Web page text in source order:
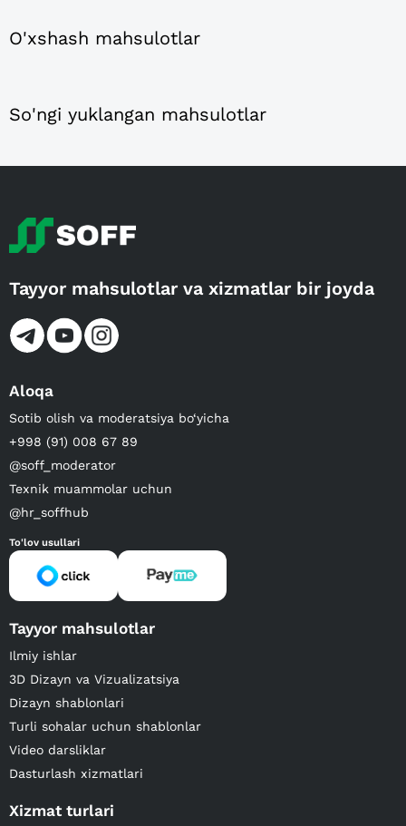
O'xshash mahsulotlar
So'ngi yuklangan mahsulotlar
Tayyor mahsulotlar va xizmatlar bir joyda
Aloqa
Sotib olish va moderatsiya bo‘yicha
+998 (91) 008 67 89
@soff_moderator
Texnik muammolar uchun
@hr_soffhub
To'lov usullari
Tayyor mahsulotlar
Ilmiy ishlar
3D Dizayn va Vizualizatsiya
Dizayn shablonlari
Turli sohalar uchun shablonlar
Video darsliklar
Dasturlash xizmatlari
Xizmat turlari